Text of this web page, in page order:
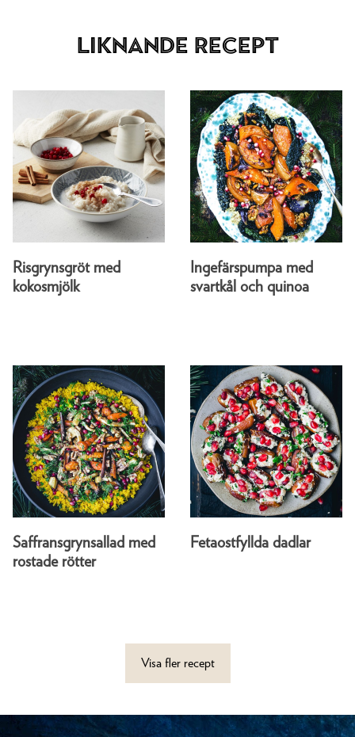
Liknande recept
Risgrynsgröt med
kokosmjölk
Ingefärspumpa med
svartkål och quinoa
Saffransgrynsallad med
rostade rötter
Fetaostfyllda dadlar
Visa fler recept